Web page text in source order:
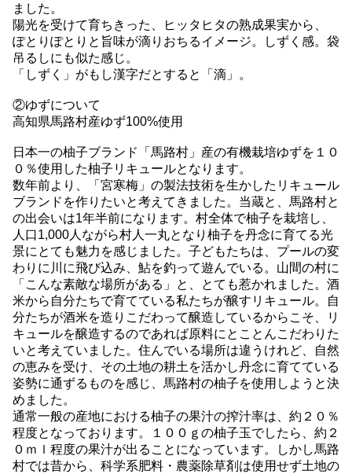
ました。
陽光を受けて育ちきった、ヒッタヒタの熟成果実から、
ぽとりぽとりと旨味が滴りおちるイメージ。しずく感。袋
吊るしにも似た感じ。
「しずく」がもし漢字だとすると「滴」。
②ゆずについて
高知県馬路村産ゆず100%使用
日本一の柚子ブランド「馬路村」産の有機栽培ゆずを１０
０％使用した柚子リキュールとなります。
数年前より、「宮寒梅」の製法技術を生かしたリキュール
ブランドを作りたいと考えてきました。当蔵と、馬路村と
の出会いは1年半前になります。村全体で柚子を栽培し、
人口1,000人ながら村人一丸となり柚子を丹念に育てる光
景にとても魅力を感じました。子どもたちは、プールの変
わりに川に飛び込み、鮎を釣って遊んでいる。山間の村に
「こんな素敵な場所がある」と、とても惹かれました。酒
米から自分たちで育てている私たちが醸すリキュール。自
分たちが酒米を造りこだわって醸造しているからこそ、リ
キュールを醸造するのであれば原料にとことんこだわりた
いと考えていました。住んでいる場所は違うけれど、自然
の恵みを受け、その土地の耕土を活かし丹念に育てている
姿勢に通ずるものを感じ、馬路村の柚子を使用しようと決
めました。
通常一般の産地における柚子の果汁の搾汁率は、約２０％
程度となっております。１００ｇの柚子玉でしたら、約２
０ｍｌ程度の果汁が出ることになっています。しかし馬路
村では昔から、科学系肥料・農薬除草剤は使用せず土地の